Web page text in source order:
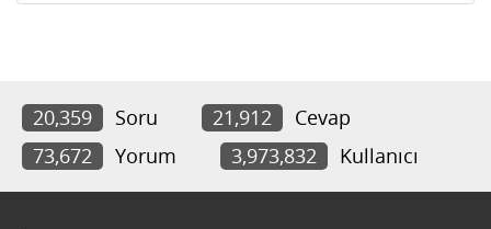
20,359 Soru 21,912
Cevap
73,672
Yorum 3,973,832 Kullanıcı